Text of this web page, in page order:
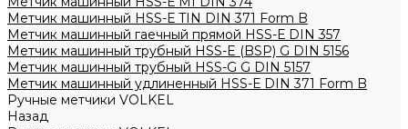
Метчик машинный HSS-Е TIN DIN 371 Form B
Метчик машинный гаечный прямой HSS-Е DIN 357
Метчик машинный трубный HSS-E (BSP) G DIN 5156
Метчик машинный трубный HSS-G G DIN 5157
Метчик машинный удлиненный HSS-Е DIN 371 Form B
Ручные метчики VOLKEL
Назад